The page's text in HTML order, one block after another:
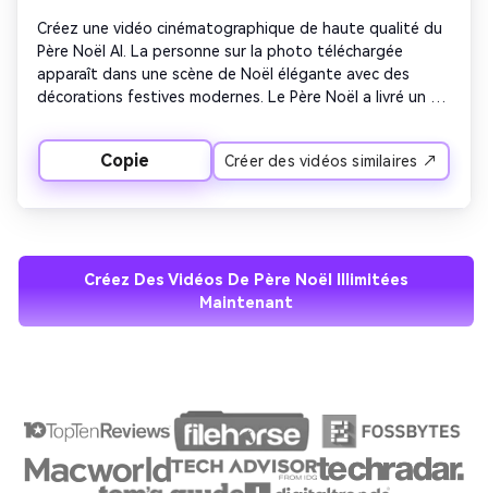
Créez une vidéo cinématographique de haute qualité du
Père Noël AI. La personne sur la photo téléchargée
apparaît dans une scène de Noël élégante avec des
décorations festives modernes. Le Père Noël a livré un
qualité et élégant. Composition propre, éclairage
professionnel, mouvement réaliste, détails clairs et
visuels prêts aux médias sociaux. Les vidéos doivent se
sentir de qualité, festifs et hautement partagables.
Copie Créer des vidéos similaires ↗
Créez Des Vidéos De Père Noël Illimitées
Maintenant